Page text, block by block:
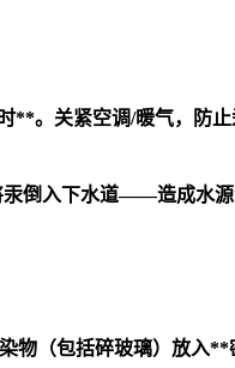
**。关紧空调/暖气，防
汞倒入下水道——造成水源
物（包括碎玻璃）放